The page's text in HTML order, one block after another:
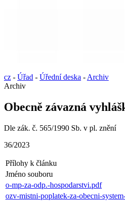
cz - Úřad - Úřední deska - Archiv
Archiv
Obecně závazná
Dle zák. č. 565/1990 Sb. v pl. znění
36/2023
Přílohy k článku
Jméno souboru
o-mp-za-odp.-hospodarstvi.pdf
ozv-mistni-poplatek-za-obecni-